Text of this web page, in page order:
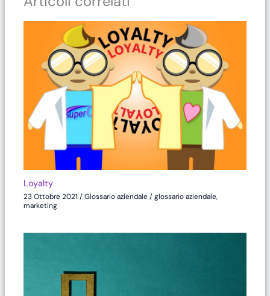
Loyalty
23 Ottobre 2021/Glossario aziendale/glossario aziendale,
marketing